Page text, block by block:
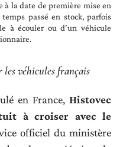
à la date de première mise en
passé en stock, parfois
à écouler ou d’un véhicule
les véhicules français
en France, Histovec
à croiser avec le
officiel du ministère